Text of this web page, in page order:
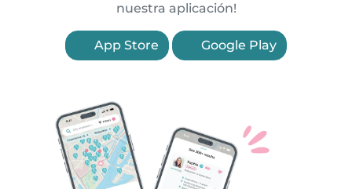
nuestra aplicación!
App Store Google Play